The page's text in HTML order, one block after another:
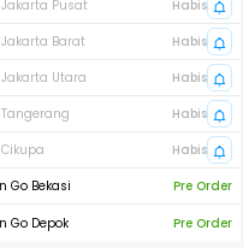
Jakarta Pusat
Habis
Jakarta Barat
Habis
Jakarta Utara
Habis
Tangerang
Habis
Cikupa
Habis
Go Bekasi
Pre Order
Go Depok
Pre Order